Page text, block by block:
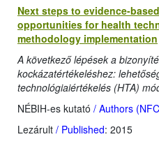
Next steps to evidence-
opportunities for health
methodology implementation
A következő lépések a
kockázatértékeléshez:
technológiaiértékelés (HTA)
NÉBIH-es kutató / Authors
Lezárult / Published: 2015